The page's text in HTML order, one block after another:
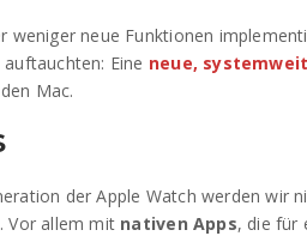
weniger neue Funktionen
Eine neue,
Mac.
der Apple Watch werden wir
Vor allem mit nativen Apps, die für